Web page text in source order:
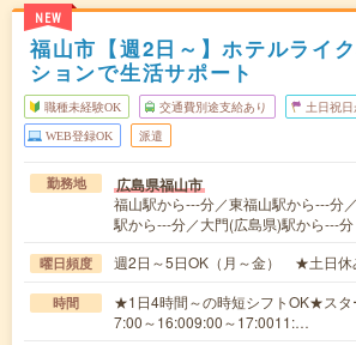
NEW
福山市【週2日～】ホテルライ
ションで生活サポート
職種未経験OK 交通費別途支給あり 土日祝
WEB登録OK 派遣
勤務地 広島県福山市
福山駅から---分／東福山駅から---分
駅から---分／大門(広島県)駅から---分
曜日頻度 週2日～5日OK（月～金） ★土日休
時間
★1日4時間～の時短シフトOK★スタ
7:00～16:009:00～17:0011:…